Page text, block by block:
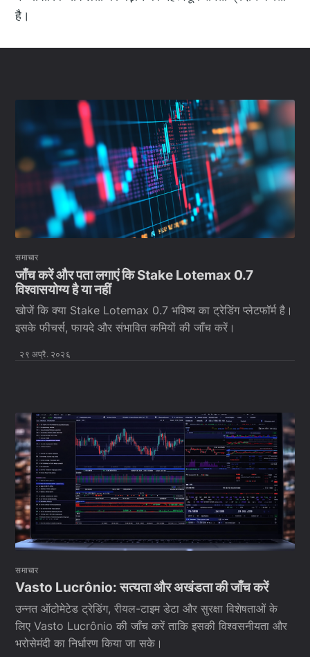
है।
समाचार
जाँच करें और पता लगाएं कि Stake Lotemax 0.7
विश्वासयोग्य है या नहीं
खोजें कि क्या Stake Lotemax 0.7 भविष्य का ट्रेडिंग प्लेटफॉर्म है।
इसके फीचर्स, फायदे और संभावित कमियों की जाँच करें।
२९ अप्रै. २०२६
समाचार
Vasto Lucrônio: सत्यता और अखंडता की जाँच करें
उन्नत ऑटोमेटेड ट्रेडिंग, रीयल-टाइम डेटा और सुरक्षा विशेषताओं के
लिए Vasto Lucrônio की जाँच करें ताकि इसकी विश्वसनीयता और
भरोसेमंदी का निर्धारण किया जा सके।